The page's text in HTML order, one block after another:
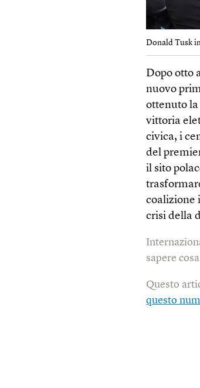
Donald Tusk
Dopo otto
nuovo
ottenuto la
vittoria
civica, i
del
il sito
coalizione
crisi della
sapere
Questo
questo